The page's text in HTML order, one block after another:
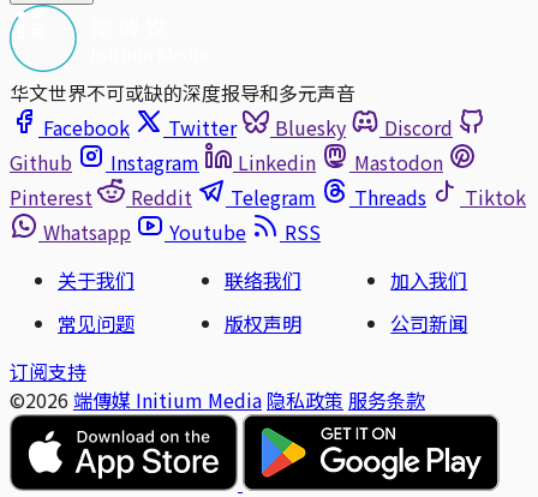
华文世界不可或缺的深度报导和多元声音
Facebook
Twitter Bluesky
Discord
Github
Instagram Linkedin
Mastodon
Pinterest
Reddit Telegram Threads
Tiktok
Whatsapp
Youtube
RSS
关于我们
联络我们
加入我们
常见问题
版权声明
公司新闻
订阅支持
©2026 端傳媒 Initium Media 隐私政策 服务条款